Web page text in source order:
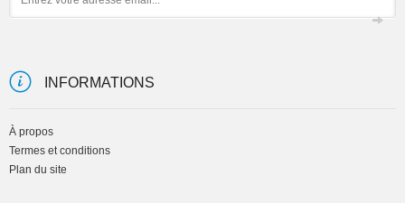
INFORMATIONS
À propos
Termes et conditions
Plan du site